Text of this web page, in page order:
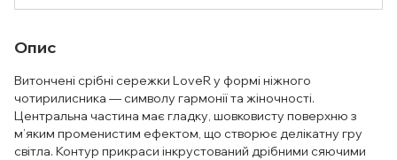
Опис
Витончені срібні сережки LoveR у формі ніжного
чотирилисника — символу гармонії та жіночності.
Центральна частина має гладку, шовковисту поверхню з
м’яким променистим ефектом, що створює делікатну гру
світла. Контур прикраси інкрустований дрібними сяючими